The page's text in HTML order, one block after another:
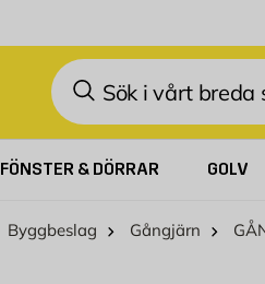
Sök
FÖNSTER & DÖRRAR GOLV
Byggbeslag Gångjärn